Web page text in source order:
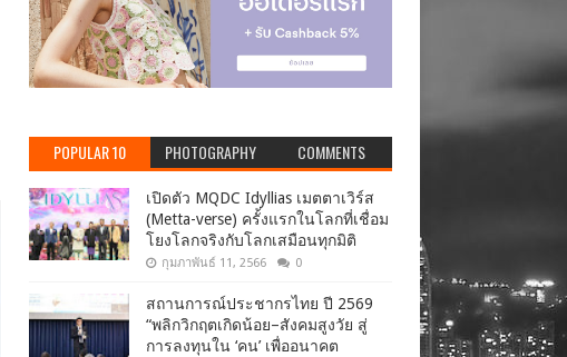
POPULAR 10 PHOTOGRAPHY COMMENTS
เปิดตัว MQDC Idyllias เมตตาเวิร์ส
(Metta-verse) ครั้งแรกในโลกที่เชื่อม
โยงโลกจริงกับโลกเสมือนทุกมิติ
กุมภาพันธ์ 11, 2566 0
สถานการณ์ประชากรไทย ปี 2569
“พลิกวิกฤตเกิดน้อย–สังคมสูงวัย สู่
การลงทุนใน ‘คน’ เพื่ออนาคต